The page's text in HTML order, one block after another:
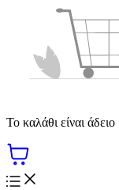
Το καλάθι είναι άδειο